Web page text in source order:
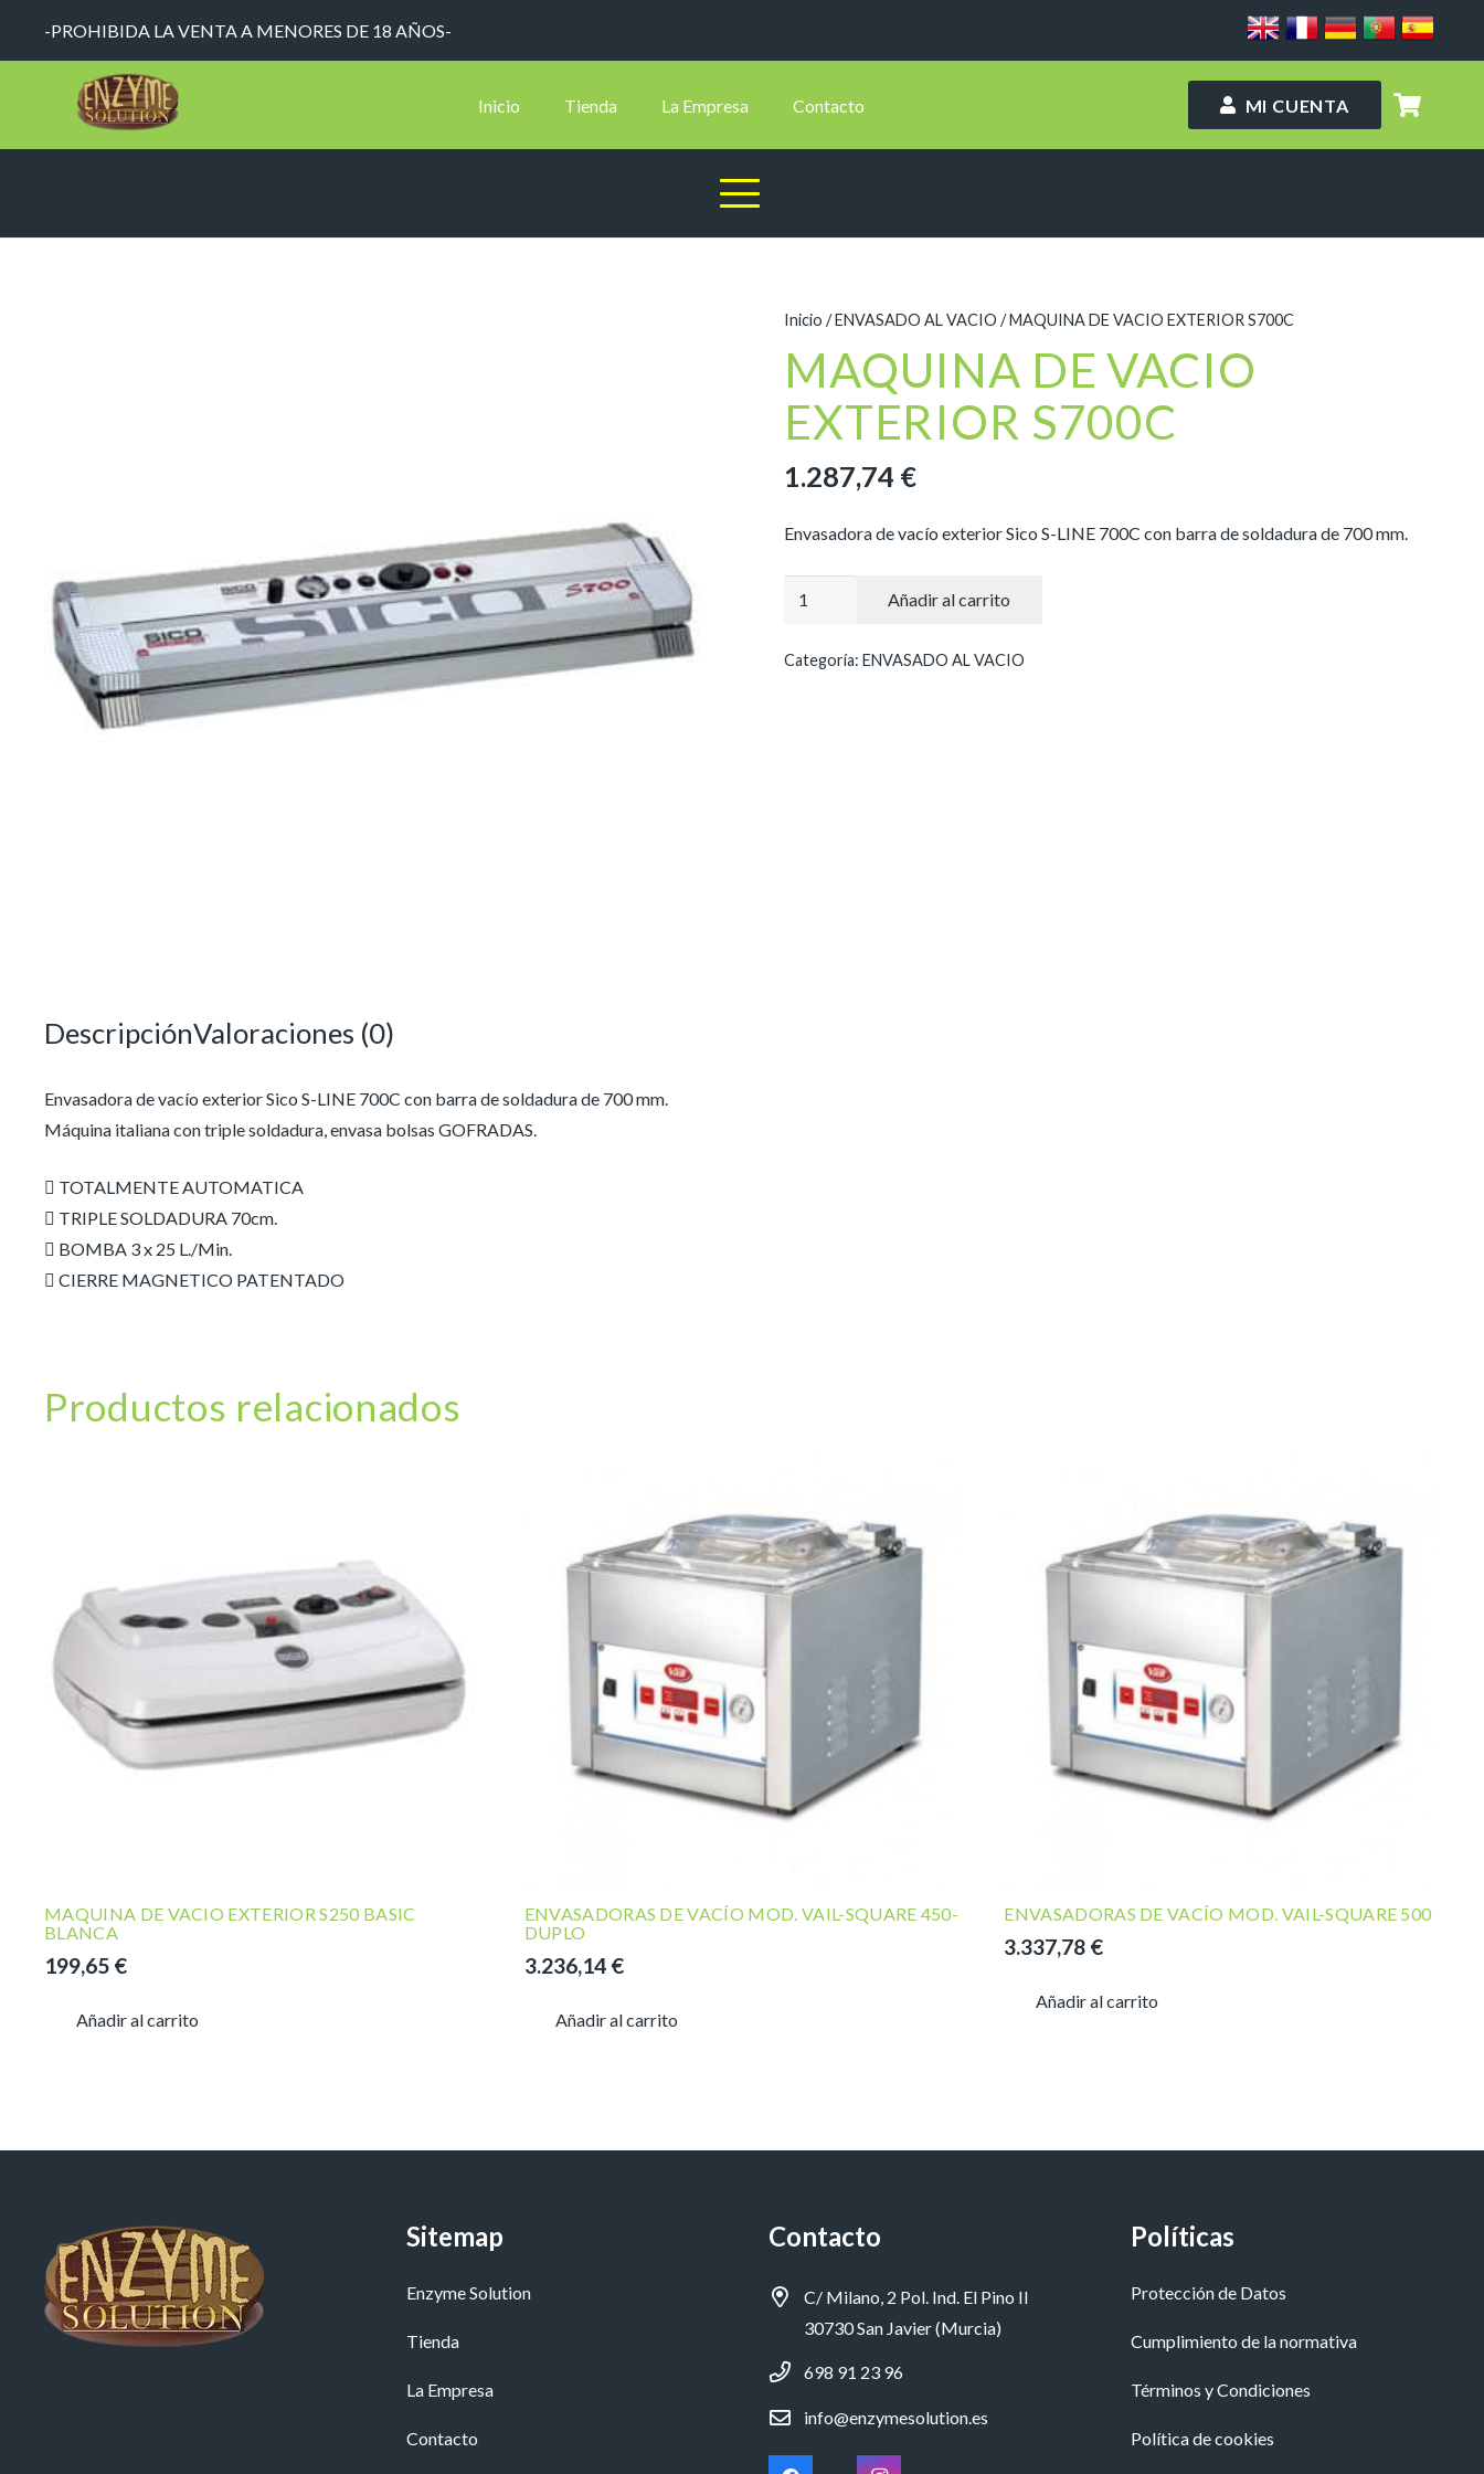
-PROHIBIDA LA VENTA A MENORES DE 18 AÑOS-
Inicio Tienda La Empresa Contacto MI CUENTA
Inicio /ENVASADO AL VACIO / MAQUINA DE VACIO EXTERIOR S700C
MAQUINA DE VACIO
EXTERIOR S700C
1.287,74 €
Envasadora de vacío exterior Sico S-LINE 700C con barra de soldadura de 700 mm.
VACIO
Añadir al carrito
Categoría: ENVASADO AL VACIO
DescripciónValoraciones (0)
Envasadora de vacío exterior Sico S-LINE 700C con barra de soldadura de 700 mm.
Máquina italiana con triple soldadura, envasa bolsas GOFRADAS.
 TOTALMENTE AUTOMATICA
 TRIPLE SOLDADURA 70cm.
 BOMBA 3 x 25 L./Min.
 CIERRE MAGNETICO PATENTADO
Productos relacionados
MAQUINA DE VACIO EXTERIOR S250 BASIC
BLANCA
199,65 €
Añadir al carrito
ENVASADORAS DE VACÍO MOD. VAIL-SQUARE 450-
DUPLO
3.236,14 €
Añadir al carrito
ENVASADORAS DE VACÍO MOD. VAIL-SQUARE 500
3.337,78 €
Añadir al carrito
Sitemap
Enzyme Solution
Tienda
La Empresa
Contacto
Contacto
C/ Milano, 2 Pol. Ind. El Pino II
30730 San Javier (Murcia)
698 91 23 96
info@enzymesolution.es
Políticas
Protección de Datos
Cumplimiento de la normativa
Términos y Condiciones
Política de cookies